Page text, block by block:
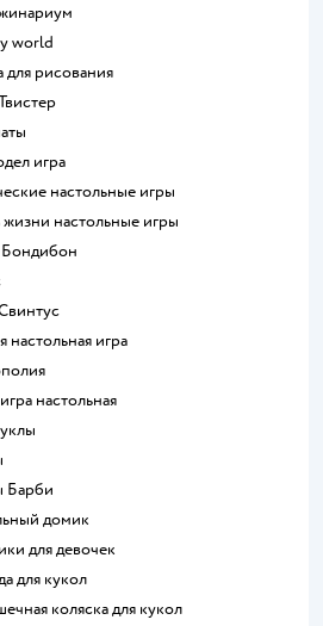
world
для рисования
Твистер
игра
настольные игры
жизни настольные игры
Бондибон
Свинтус
настольная игра
игра настольная
Барби
домик
для девочек
для кукол
коляска для кукол